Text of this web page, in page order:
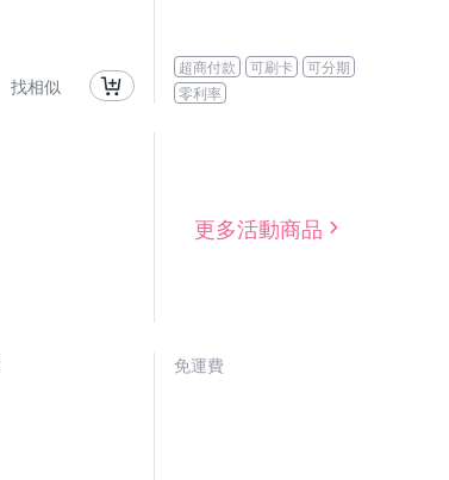
找相似
超商付款 可刷卡
可分期
零利率
更多活動商品
免運費